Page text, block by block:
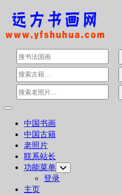
Skip
content
Expand
中国书画
中国古籍
老照片
联系站长
功能菜单 Toggle
Child
Menu
登录
主页